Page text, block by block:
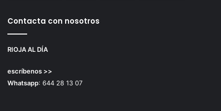
Contacta con nosotros
RIOJA AL DÍA
escríbenos >>
Whatsapp: 644 28 13 07